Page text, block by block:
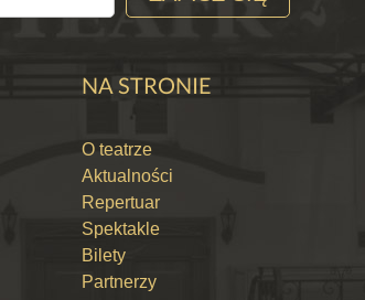
KUP BILET
NA STRONIE
O teatrze
Aktualności
Repertuar
Spektakle
Bilety
Partnerzy